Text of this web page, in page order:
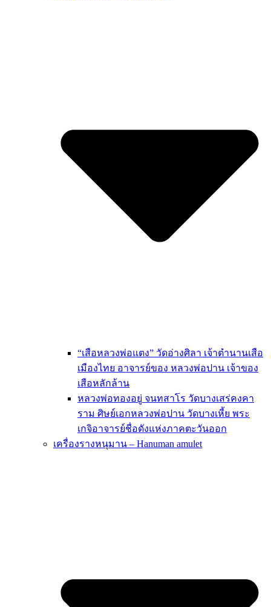
“เสือหลวงพ่อแตง” วัดอ่างศิลา เจ้าตำนานเสือ
เมืองไทย อาจารย์ของ หลวงพ่อปาน เจ้าของ
เสือหลักล้าน
หลวงพ่อทองอยู่ จนทสาโร วัดบางเสร่คงคา
ราม ศิษย์เอกหลวงพ่อปาน วัดบางเหี้ย พระ
เกจิอาจารย์ชื่อดังแห่งภาคตะวันออก
เครื่องรางหนุมาน – Hanuman amulet